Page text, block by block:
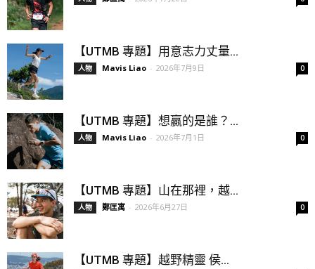
【UTMB 專題】用意志力丈量...
人物 Mavis Liao - 2026年7月9日 0
【UTMB 專題】想贏的是誰？...
人物 Mavis Liao - 2026年7月1日 0
【UTMB 專題】山在那裡，越...
人物 鄭匡寓 - 2026年6月27日 0
【UTMB 專題】越野精靈 侯...